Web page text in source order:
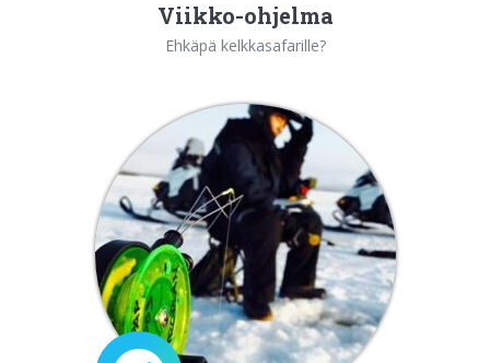
Viikko-ohjelma
Ehkäpä kelkkasafarille?